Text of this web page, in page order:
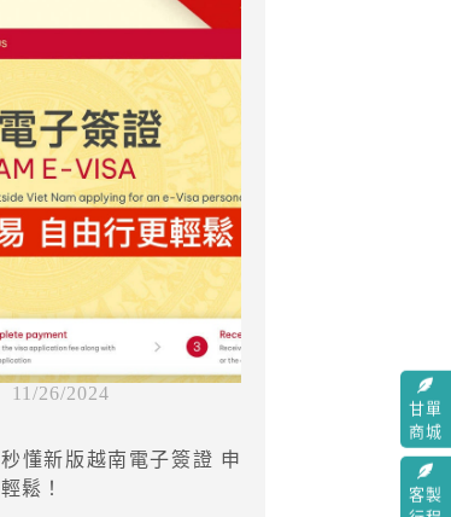
甘單
商城
客製
11/26/2024
懂新版越南電子簽證 申
鬆！